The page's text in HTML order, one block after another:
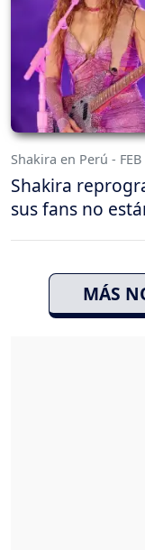
Shakira en Perú -
Shakira
sus fans no
MÁS